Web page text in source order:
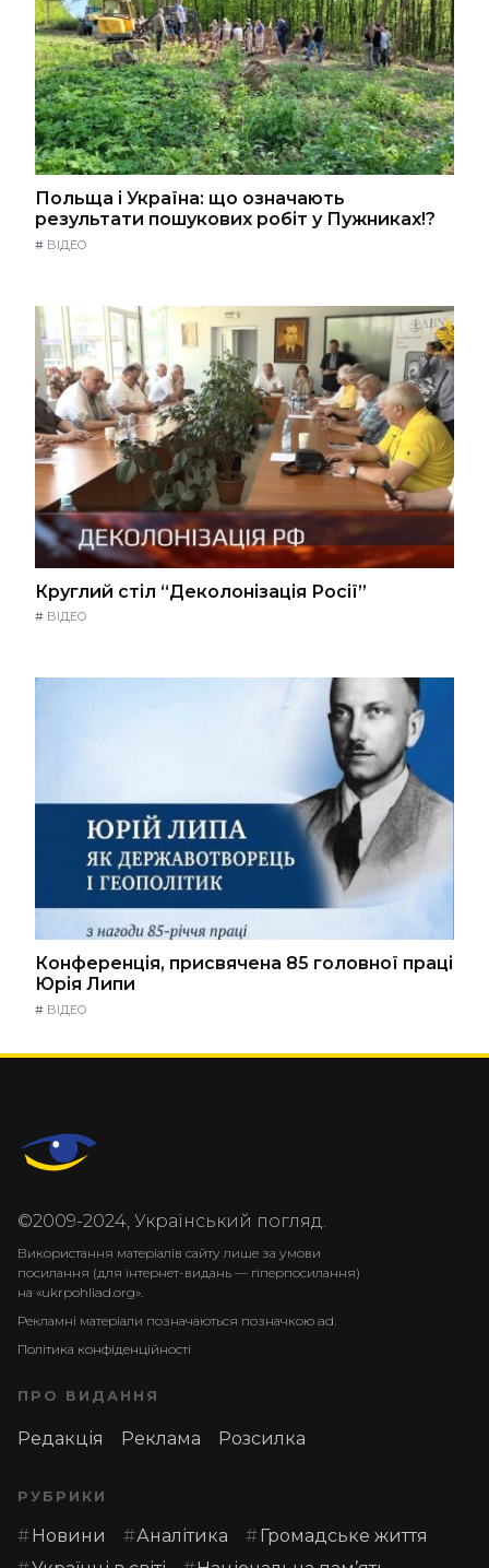
Польща і Україна: що означають
результати пошукових робіт у Пужниках!?
# ВІДЕО
Круглий стіл “Деколонізація Росії”
# ВІДЕО
Конференція, присвячена 85 головної праці
Юрія Липи
# ВІДЕО
©2009-2024, Український погляд.
Використання матеріалів сайту лише за умови
посилання (для інтернет-видань — гіперпосилання)
на «ukrpohliad.org».
Рекламні матеріали позначаються позначкою ad.
Політика конфіденційності
ПРО ВИДАННЯ
Редакція Реклама Розсилка
РУБРИКИ
Новини Аналітика
Громадське життя